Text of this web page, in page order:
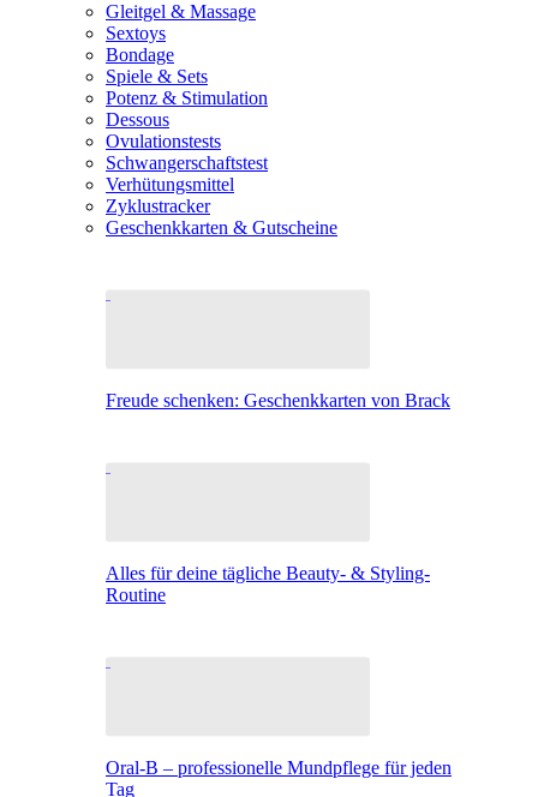
Gleitgel & Massage
Sextoys
Bondage
Spiele & Sets
Potenz & Stimulation
Dessous
Ovulationstests
Schwangerschaftstest
Verhütungsmittel
Zyklustracker
Geschenkkarten & Gutscheine
Freude schenken: Geschenkkarten von Brack
Alles für deine tägliche Beauty- & Styling-
Routine
Oral-B – professionelle Mundpflege für jeden
Tag